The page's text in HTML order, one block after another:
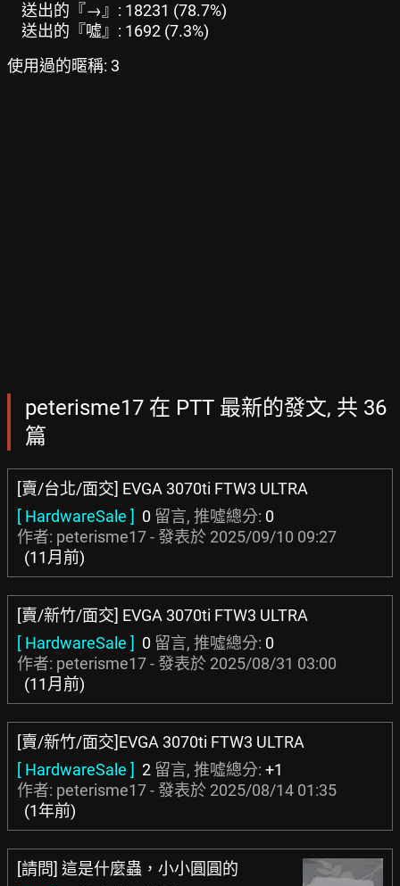
送出的『→』: 18231 (78.7%)
送出的『噓』: 1692 (7.3%)
使用過的暱稱: 3
peterisme17 在 PTT 最新的發文, 共 36
篇
[賣/台北/面交] EVGA 3070ti FTW3 ULTRA
[ HardwareSale ] 0 留言, 推噓總分: 0
作者: peterisme17 - 發表於 2025/09/10 09:27
(11月前)
[賣/新竹/面交] EVGA 3070ti FTW3 ULTRA
[ HardwareSale ] 0 留言, 推噓總分: 0
作者: peterisme17 - 發表於 2025/08/31 03:00
(11月前)
[賣/新竹/面交]EVGA 3070ti FTW3 ULTRA
[ HardwareSale ] 2 留言, 推噓總分: +1
作者: peterisme17 - 發表於 2025/08/14 01:35
(1年前)
[請問] 這是什麼蟲，小小圓圓的